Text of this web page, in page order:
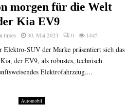
morgen für die Welt
Kia EV9
times 30. Mai 2023 0 1445
Elektro-SUV der Marke präsentiert sich das
der EV9, als robustes, technisch
Elektrofahrzeug....
Automobil